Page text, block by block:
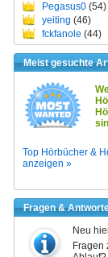
Pegasus0 (54)
yeiting (46)
fckfanole (44)
Meist gesuchte
Top Hörbücher &
anzeigen »
Fragen &
Neu
Fragen